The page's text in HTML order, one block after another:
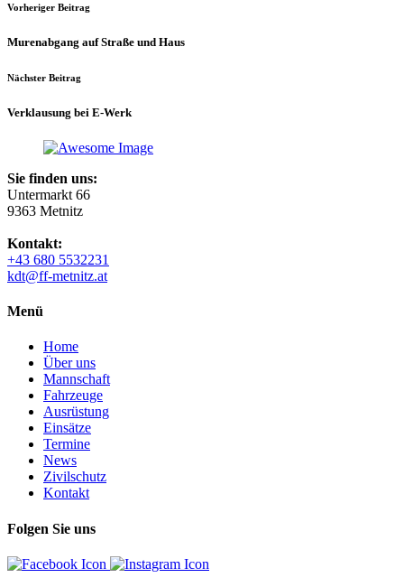
Vorheriger Beitrag
Murenabgang auf Straße und Haus
Nächster Beitrag
Verklausung bei E-Werk
Sie finden uns:
Untermarkt 66
9363 Metnitz
Kontakt:
+43 680 5532231
kdt@ff-metnitz.at
Menü
Home
Über uns
Mannschaft
Fahrzeuge
Ausrüstung
Einsätze
Termine
News
Zivilschutz
Kontakt
Folgen Sie uns